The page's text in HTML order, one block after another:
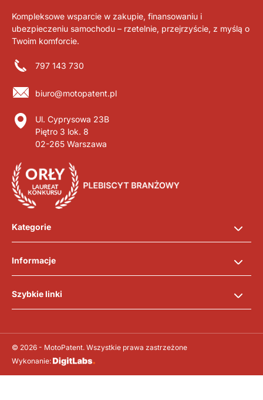
Kompleksowe wsparcie w zakupie, finansowaniu i
ubezpieczeniu samochodu – rzetelnie, przejrzyście, z myślą o
Twoim komforcie.
797 143 730
biuro@motopatent.pl
Ul. Cyprysowa 23B
Piętro 3 lok. 8
02-265 Warszawa
Kategorie
Informacje
Szybkie linki
© 2026 - MotoPatent. Wszystkie prawa zastrzeżone
Wykonanie: